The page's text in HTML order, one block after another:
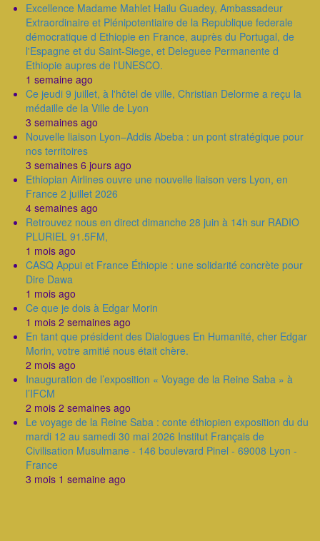
Excellence Madame Mahlet Hailu Guadey, Ambassadeur
Extraordinaire et Plénipotentiaire de la Republique federale
démocratique d Ethiopie en France, auprès du Portugal, de
l'Espagne et du Saint-Siege, et Deleguee Permanente d
Ethiopie aupres de l'UNESCO.
1 semaine ago
Ce jeudi 9 juillet, à l'hôtel de ville, Christian Delorme a reçu la
médaille de la Ville de Lyon
3 semaines ago
Nouvelle liaison Lyon–Addis Abeba : un pont stratégique pour
nos territoires
3 semaines 6 jours ago
Ethiopian Airlines ouvre une nouvelle liaison vers Lyon, en
France 2 juillet 2026
4 semaines ago
Retrouvez nous en direct dimanche 28 juin à 14h sur RADIO
PLURIEL 91.5FM,
1 mois ago
CASQ Appui et France Éthiopie : une solidarité concrète pour
Dire Dawa
1 mois ago
Ce que je dois à Edgar Morin
1 mois 2 semaines ago
En tant que président des Dialogues En Humanité, cher Edgar
Morin, votre amitié nous était chère.
2 mois ago
Inauguration de l’exposition « Voyage de la Reine Saba » à
l’IFCM
2 mois 2 semaines ago
Le voyage de la Reine Saba : conte éthiopien exposition du du
mardi 12 au samedi 30 mai 2026 Institut Français de
Civilisation Musulmane - 146 boulevard Pinel - 69008 Lyon -
France
3 mois 1 semaine ago